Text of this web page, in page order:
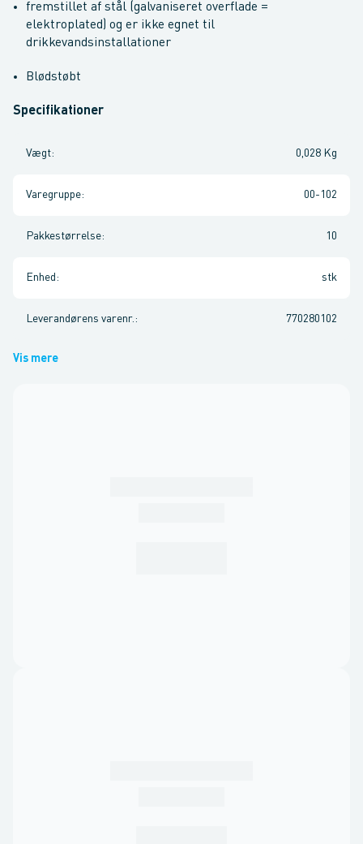
fremstillet af stål (galvaniseret overflade =
elektroplated) og er ikke egnet til
drikkevandsinstallationer
Blødstøbt
Specifikationer
Vægt: 0,028 Kg
Varegruppe: 00-102
Pakkestørrelse: 10
Enhed : stk
Leverandørens varenr. : 770280102
Vis mere